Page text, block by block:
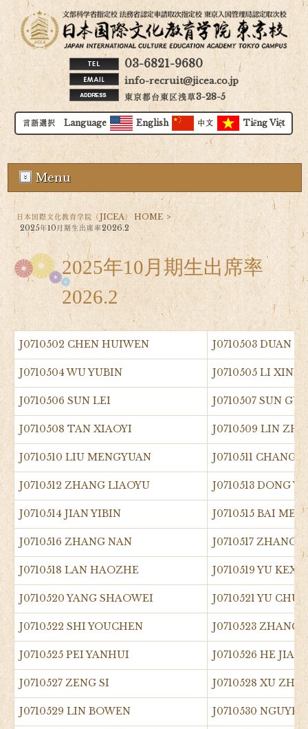
03-6821-9680
info-recruit@jicea.co.jp
東京都台東区浅草3-28-5
言語選択 Language English 中文 Tiếng Việt
Menu
日本国際文化教育学院（JICEA） HOME >
2025年10月期生出席率2026.2
2025年10月期生出席率
2026.2
J0710502 CHEN HUIWEN J0710503 DUAN
J0710504 WU YUBIN J0710505 LI
J0710506 SUN LEI J0710507 SUN
J0710508 TAN XIAOYI J0710509 LIN
J0710510 LIU MENGYUAN J0710511 CHANG
J0710512 ZHANG LIAOYU J0710513 DONG
J0710514 JIAN YIBIN J0710515 BAI
J0710516 ZHANG NAN J0710517 ZHANG
J0710518 LAN HAOZHE J0710519 YU
J0710520 YANG SHAOWEI J0710521 YU
J0710522 SHI YOUCHEN J0710523 ZHANG
J0710525 PEI YANHUI J0710526 HE
J0710527 ZENG SI J0710528 XU
J0710529 LIN BOWEN J0710530